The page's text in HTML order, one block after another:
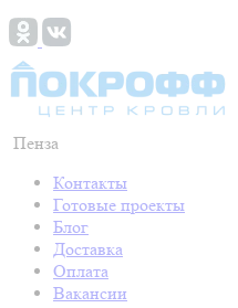
Пенза
Контакты
Готовые проекты
Блог
Доставка
Оплата
Вакансии